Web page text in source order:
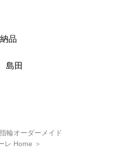
納品
輪オーダーメイド
レ Home ＞